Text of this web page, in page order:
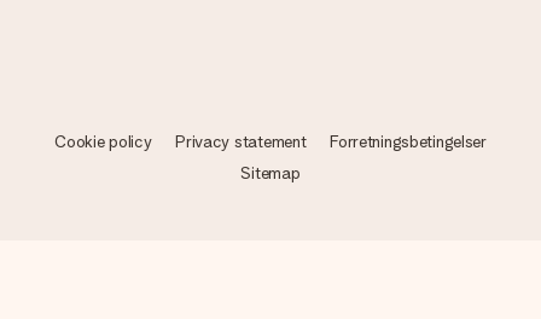
Cookie policy Privacy statement
Forretningsbetingelser
Sitemap